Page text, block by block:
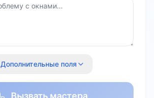
Дополнительные поля
Вызвать мастера